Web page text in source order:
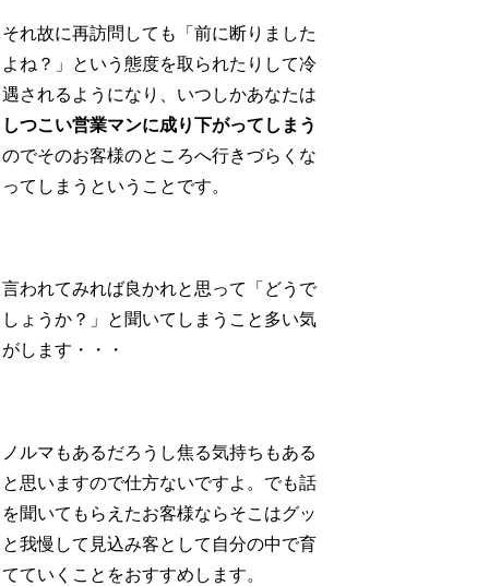
それ故に再訪問しても「前に断りました
よね？」という態度を取られたりして冷
遇されるようになり、いつしかあなたは
しつこい営業マンに成り下がってしまう
のでそのお客様のところへ行きづらくな
ってしまうということです。
言われてみれば良かれと思って「どうで
しょうか？」と聞いてしまうこと多い気
がします・・・
ノルマもあるだろうし焦る気持ちもある
と思いますので仕方ないですよ。でも話
を聞いてもらえたお客様ならそこはグッ
と我慢して見込み客として自分の中で育
てていくことをおすすめします。